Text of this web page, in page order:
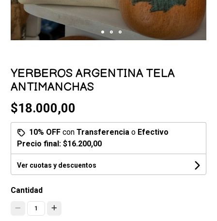
YERBEROS ARGENTINA TELA
ANTIMANCHAS
$18.000,00
10% OFF conTransferencia o Efectivo
Precio final:$16.200,00
Ver cuotas y descuentos
Cantidad
1